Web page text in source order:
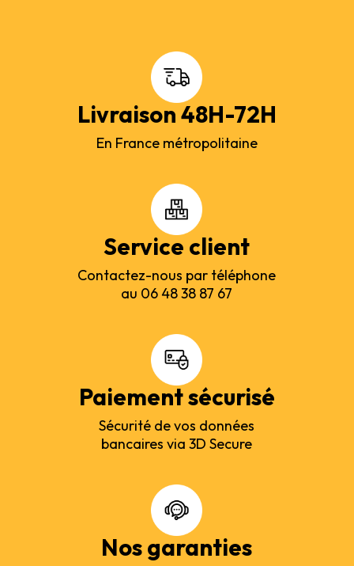
Livraison 48H-72H
En France métropolitaine
Service client
Contactez-nous par téléphone
au 06 48 38 87 67
Paiement sécurisé
Sécurité de vos données
bancaires via 3D Secure
Nos garanties